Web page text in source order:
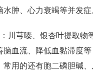
肿、心力衰竭等并发症
川芎嗪、银杏叶提取物
脑血流、降低血黏滞度
常用的还有胞二磷胆碱